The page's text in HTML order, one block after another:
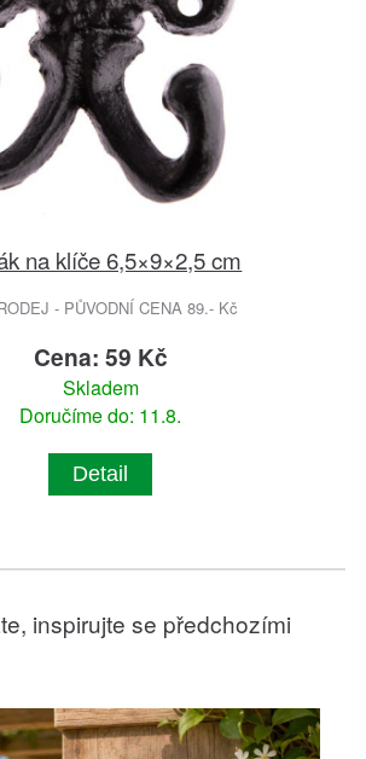
na klíče 6,5×9×2,5 cm
- PŮVODNÍ CENA 89.- Kč
Cena: 59 Kč
Skladem
Doručíme do: 11.8.
Detail
inspirujte se předchozími